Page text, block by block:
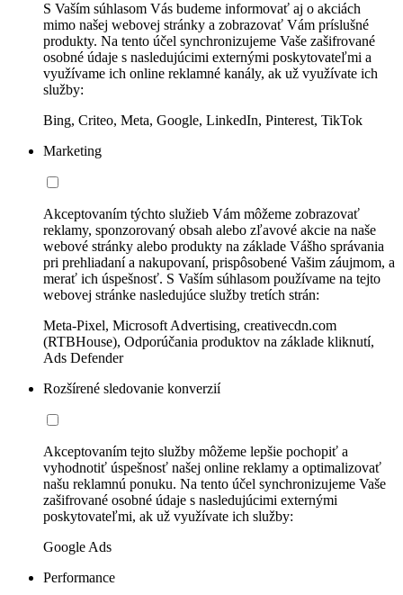
S Vaším súhlasom Vás budeme informovať aj o akciách
mimo našej webovej stránky a zobrazovať Vám príslušné
produkty. Na tento účel synchronizujeme Vaše zašifrované
osobné údaje s nasledujúcimi externými poskytovateľmi a
využívame ich online reklamné kanály, ak už využívate ich
služby:
Bing, Criteo, Meta, Google, LinkedIn, Pinterest, TikTok
Marketing
Akceptovaním týchto služieb Vám môžeme zobrazovať
reklamy, sponzorovaný obsah alebo zľavové akcie na naše
webové stránky alebo produkty na základe Vášho správania
pri prehliadaní a nakupovaní, prispôsobené Vašim záujmom, a
merať ich úspešnosť. S Vaším súhlasom používame na tejto
webovej stránke nasledujúce služby tretích strán:
Meta-Pixel, Microsoft Advertising, creativecdn.com
(RTBHouse), Odporúčania produktov na základe kliknutí,
Ads Defender
Rozšírené sledovanie konverzií
Akceptovaním tejto služby môžeme lepšie pochopiť a
vyhodnotiť úspešnosť našej online reklamy a optimalizovať
našu reklamnú ponuku. Na tento účel synchronizujeme Vaše
zašifrované osobné údaje s nasledujúcimi externými
poskytovateľmi, ak už využívate ich služby:
Google Ads
Performance